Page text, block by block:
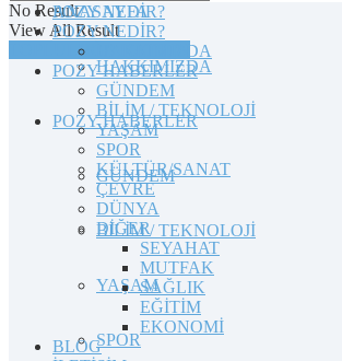
No Result
View All Result
TOPLULUĞA KATILIN
POZY NEDİR?
HAKKIMIZDA
POZY HABERLER
GÜNDEM
BİLİM / TEKNOLOJİ
YAŞAM
SPOR
ANASAYFA
POZY NEDİR?
HAKKIMIZDA
POZY HABERLER
GÜNDEM
BİLİM / TEKNOLOJİ
YAŞAM
SPOR
KÜLTÜR/SANAT
ÇEVRE
DÜNYA
DİĞER
SEYAHAT
MUTFAK
SAĞLIK
EĞİTİM
EKONOMİ
BLOG